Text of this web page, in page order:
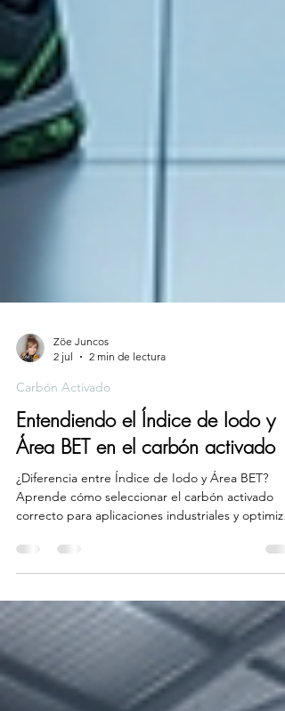
Zöe Juncos
2 jul
2 min de lectura
Carbón Activado
Entendiendo el Índice de Iodo y
Área BET en el carbón activado
¿Diferencia entre Índice de Iodo y Área BET?
correcto para aplicaciones industriales y optimizar
el rendimiento.